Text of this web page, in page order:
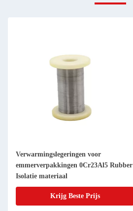
Verwarmingslegeringen voor
emmerverpakkingen 0Cr23Al5 Rubber
Isolatie materiaal
Krijg Beste Prijs